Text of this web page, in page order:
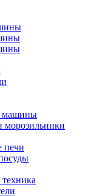
машины
морозильники
печи